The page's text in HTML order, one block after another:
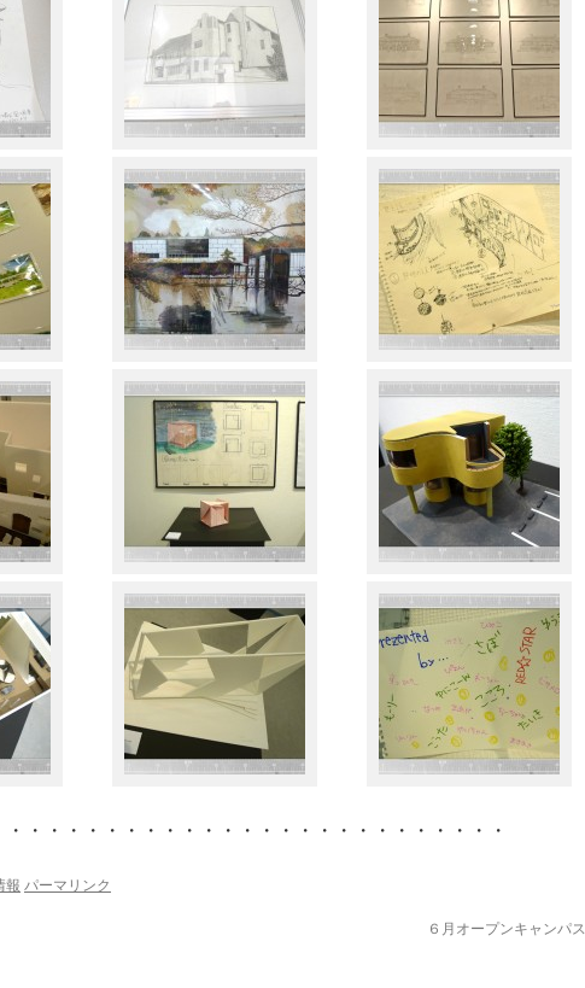
・・・・・・・・・・・・・・・・・・・・・・・・・・
報 パーマリンク
６月オープンキャンパス